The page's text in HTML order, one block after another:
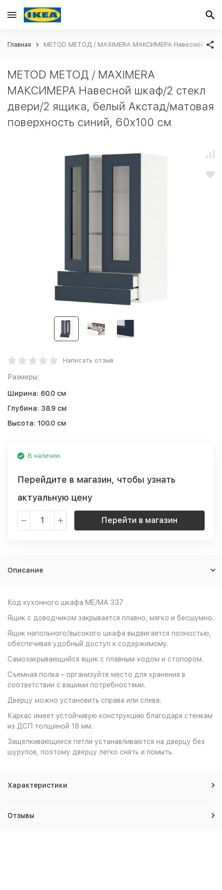
Главная METOD МЕТОД / MAXIMERA МАКСИМЕРА Навесной
METOD МЕТОД / MAXIMERA
МАКСИМЕРА Навесной шкаф/2 стекл
двери/2 ящика, белый Акстад/матовая
поверхность синий, 60x100 см
Написать отзыв
Размеры:
Ширина: 60.0 см
Глубина: 38.9 см
Высота: 100.0 см
В наличии
Перейдите в магазин, чтобы узнать
актуальную цену
Перейти в магазин
Описание
Код кухонного шкафа ME/MA 337
Ящик с доводчиком закрывается плавно, мягко и бесшумно.
Ящик напольного/высокого шкафа выдвигается полностью,
обеспечивая удобный доступ к содержимому.
Cамозакрывающийся ящик с плавным ходом и стопором.
Съемная полка – организуйте место для хранения в
соответствии с вашими потребностями.
Дверцу можно установить справа или слева.
Каркас имеет устойчивую конструкцию благодаря стенкам
из ДСП толщиной 18 мм.
Защелкивающиеся петли устанавливаются на дверцу без
шурупов, поэтому дверцу легко снять и помыть.
Характеристики
Отзывы